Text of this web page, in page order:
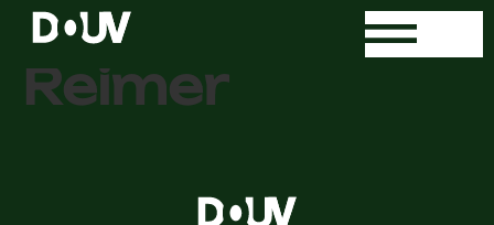
Dr. Alexander
Reimer